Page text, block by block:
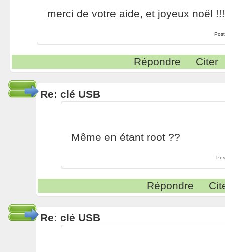
merci de votre aide, et joyeux noël !!!
Répondre Citer
Re: clé USB
Même en étant root ??
Répondre
Re: clé USB